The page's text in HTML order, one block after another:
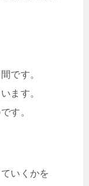
です。
ます。
す。
いくかを